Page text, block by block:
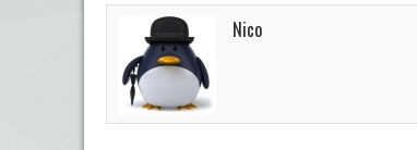
Nico